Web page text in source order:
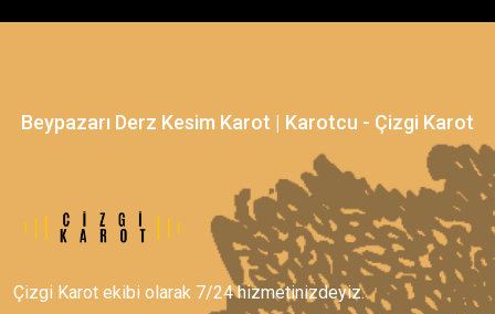
Beypazarı Derz Kesim Karot | Karotcu - Çizgi Karot
Çizgi Karot ekibi olarak 7/24 hizmetinizdeyiz.